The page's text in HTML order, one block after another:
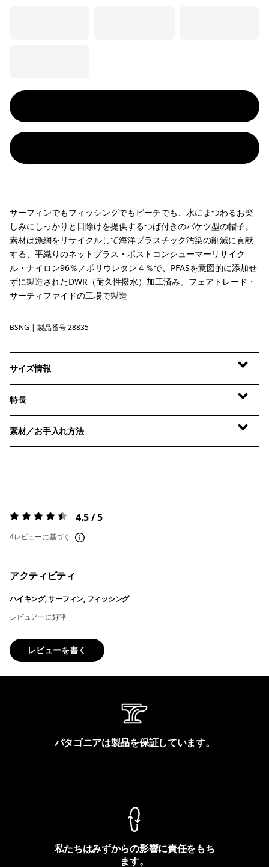
サーフィンでもフィッシングでもビーチでも、水にまつわるお楽
しみにしっかりと日除けを提供するつば付きのバケツ型の帽子。
素材は漁網をリサイクルして海洋プラスチック汚染の削減に貢献
する、平織りのネットプラス・ポストコンシューマーリサイク
ル・ナイロン96％／ポリウレタン４％で、PFASを意図的に添加せ
ずに製造されたDWR（耐久性撥水）加工済み。フェアトレード・
サーティファイドの工場で製造
Basin Green
BSNG | 製品番号 28835
サイズ情報
特長
素材／お手入れ方法
評価:4.5 / 5 4.5 / 5
4レビューに基づく
アクティビティ
ハイキング, サーフィン, フィッシング
レビュアーに好評
レビューを書く
パタゴニアは製品を保証しています。
私たちはみずからの影響に責任をもち
ます。